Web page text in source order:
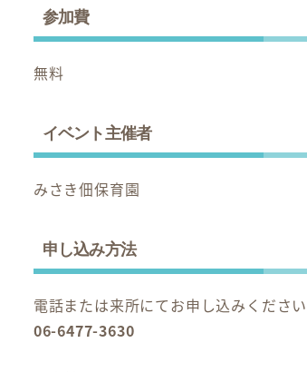
参加費
無料
イベント主催者
みさき佃保育園
申し込み方法
電話または来所にてお申し込みください
06-6477-3630